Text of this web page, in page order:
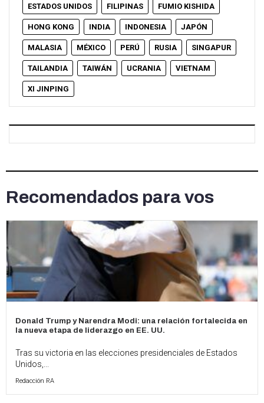
ESTADOS UNIDOS FILIPINAS FUMIO KISHIDA
HONG KONG INDIA INDONESIA JAPÓN
MALASIA MÉXICO PERÚ RUSIA SINGAPUR
TAILANDIA TAIWÁN UCRANIA VIETNAM
XI JINPING
Recomendados para vos
Donald Trump y Narendra Modi: una relación fortalecida en
la nueva etapa de liderazgo en EE. UU.
Tras su victoria en las elecciones presidenciales de Estados
Unidos,...
Redacción RA